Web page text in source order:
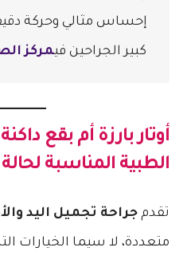
إحساس مثالي وحركة
كبير الجراحين فيمركز
أوتار بارزة أم بقع
الطبية المناسبة
تقدمجراحة تجميل اليد
متعددة، لا سيما الخيارات